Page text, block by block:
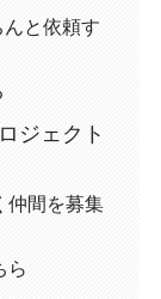
と依頼す
ジェクト
仲間を募集
ら